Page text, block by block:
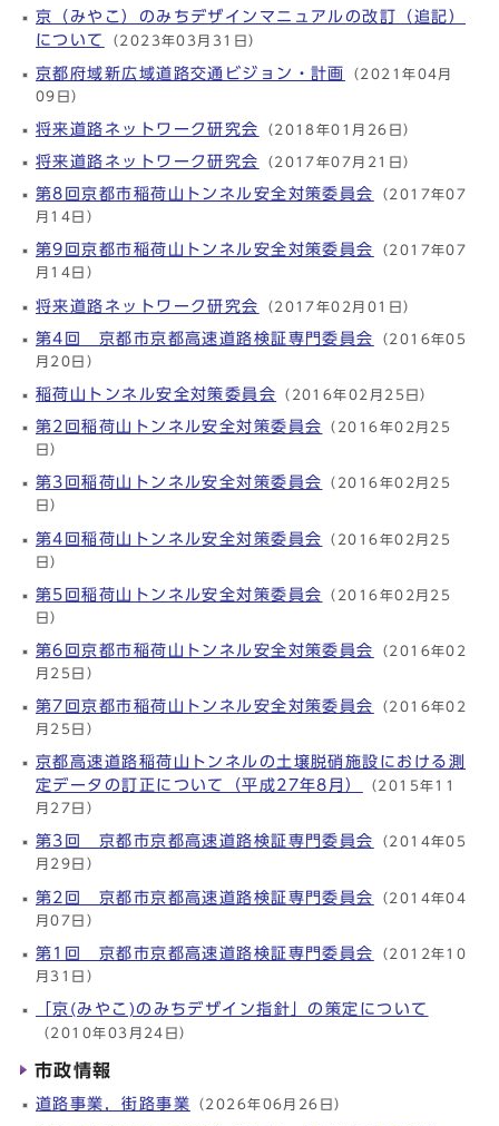
京（みやこ）のみちデザインマニュアルの改訂（追記）
について
（2023年03月31日）
京都府域新広域道路交通ビジョン・計画 （2021年04月
09日）
将来道路ネットワーク研究会
（2018年01月26日）
将来道路ネットワーク研究会 （2017年07月21日）
第8回京都市稲荷山トンネル安全対策委員会 （2017年07
月14日）
第9回京都市稲荷山トンネル安全対策委員会
（2017年07
月14日）
将来道路ネットワーク研究会
（2017年02月01日）
第4回 京都市京都高速道路検証専門委員会 （2016年05
月20日）
稲荷山トンネル安全対策委員会 （2016年02月25日）
第2回稲荷山トンネル安全対策委員会 （2016年02月25
日）
第3回稲荷山トンネル安全対策委員会
（2016年02月25
日）
第4回稲荷山トンネル安全対策委員会
（2016年02月25
日）
第5回稲荷山トンネル安全対策委員会
（2016年02月25
日）
第6回京都市稲荷山トンネル安全対策委員会
（2016年02
月25日）
第7回京都市稲荷山トンネル安全対策委員会
（2016年02
月25日）
京都高速道路稲荷山トンネルの土壌脱硝施設における測
定データの訂正について（平成27年8月）
（2015年11
月27日）
第3回 京都市京都高速道路検証専門委員会
（2014年05
月29日）
第2回 京都市京都高速道路検証専門委員会
（2014年04
月07日）
第1回 京都市京都高速道路検証専門委員会
（2012年10
月31日）
「京(みやこ)のみちデザイン指針」の策定について
（2010年03月24日）
市政情報
道路事業，街路事業 （2026年06月26日）